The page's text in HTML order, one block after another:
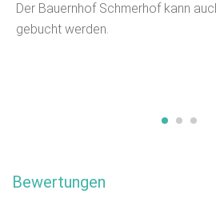
Der Bauernhof Schmerhof kann
gebucht werden.
Bewertungen